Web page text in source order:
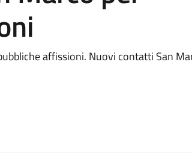
affissioni. Nuovi contatti San